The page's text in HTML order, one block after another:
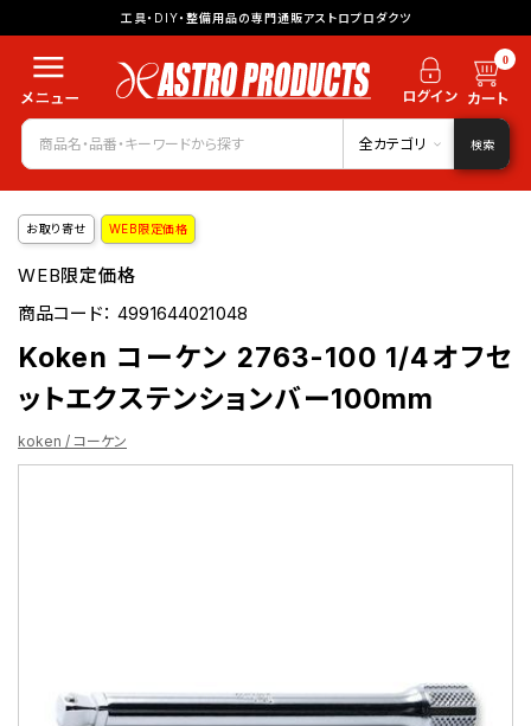
工具・DIY・整備用品の専門通販アストロプロダクツ
0
全カテゴリ 検索
お取り寄せ WEB限定価格
WEB限定価格
商品コード：4991644021048
Koken コーケン 2763-100 1/4オフセ
ットエクステンションバー100mm
koken / コーケン